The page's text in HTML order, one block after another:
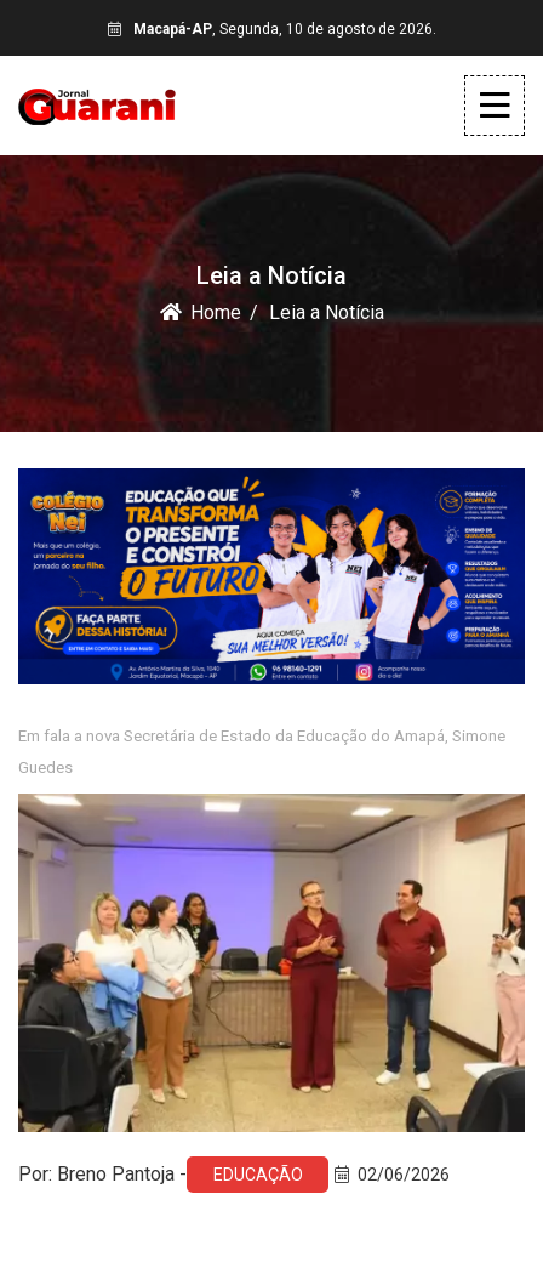
Macapá-AP, Segunda, 10 de agosto de 2026.
Leia a Notícia
Home Leia a Notícia
Em fala a nova Secretária de Estado da Educação do Amapá, Simone
Guedes
Por: Breno Pantoja - EDUCAÇÃO 02/06/2026